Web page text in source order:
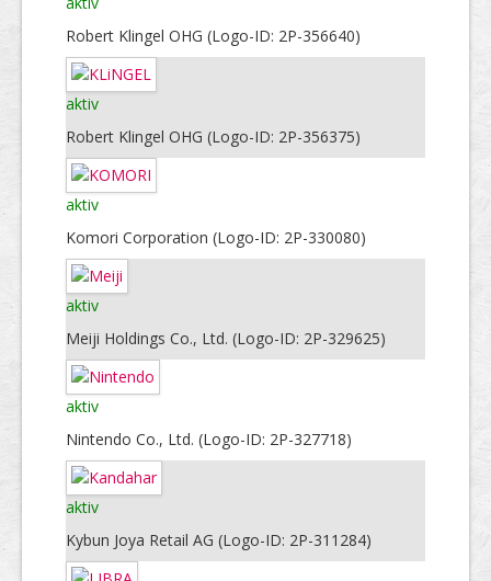
Robert Klingel OHG (Logo-ID: 2P-356640)
aktiv
Robert Klingel OHG (Logo-ID: 2P-356375)
aktiv
Komori Corporation (Logo-ID: 2P-330080)
aktiv
Meiji Holdings Co., Ltd. (Logo-ID: 2P-329625)
aktiv
Nintendo Co., Ltd. (Logo-ID: 2P-327718)
aktiv
Kybun Joya Retail AG (Logo-ID: 2P-311284)